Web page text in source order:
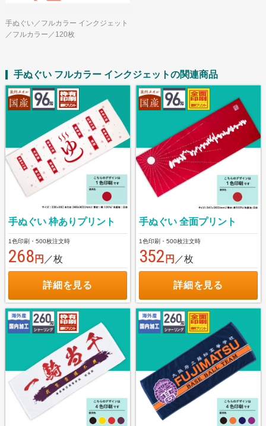
手ぬぐい／フルカラー インクジェット
／フルカラー／120枚
手ぬぐい フルカラー インクジェットの関連商品
手ぬぐい 枠ありプリント
1色印刷・500枚注文時
268 円 ／枚
詳細を見る
手ぬぐい 全面プリント
1色印刷・500枚注文時
352 円 ／枚
詳細を見る